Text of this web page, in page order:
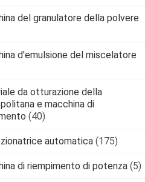
del granulatore della polvere
d'emulsione del miscelatore
da otturazione della
e macchina di
(40)
automatica (175)
di riempimento di potenza (5)